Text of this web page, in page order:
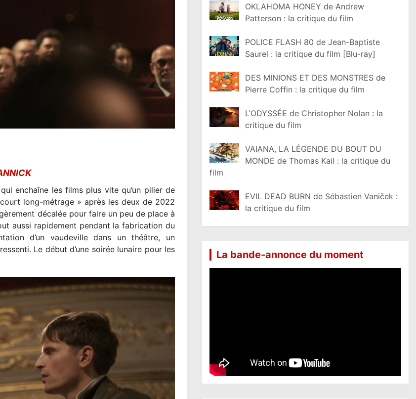
enchaîne les films plus vite qu’un pilier de
long-métrage » après les deux de 2022
décalée pour faire un peu de place à
aussi rapidement pendant la fabrication du
d’un vaudeville dans un théâtre, un
Le début d’une soirée lunaire pour les
OKLAHOMA HONEY de Andrew
Patterson : la critique du film
POLICE FLASH 80 de Jean-Baptiste
Saurel : la critique du film [Blu-ray]
DES MINIONS ET DES MONSTRES de
Pierre Coffin : la critique du film
L’ODYSSÉE de Christopher Nolan : la
critique du film
VAIANA, LA LÉGENDE DU BOUT DU
MONDE de Thomas Kail : la critique du
film
EVIL DEAD BURN de Sébastien Vaniček :
la critique du film
La bande-annonce du moment